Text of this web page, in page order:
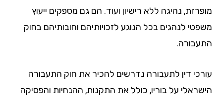
נהיגה ללא רישיון ועוד. הם גם מספקים ייעוץ
לנהגים בכל הנוגע לזכויותיהם וחובותיהם בחוק
דין לתעבורה נדרשים להכיר את חוק התעבורה
על בוריו, כולל את התקנות, ההנחיות והפסיקה